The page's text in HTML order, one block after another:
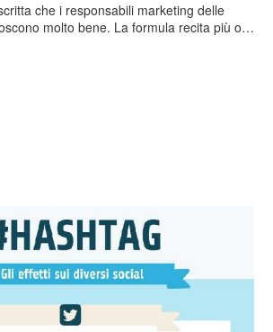
che i responsabili marketing delle
molto bene. La formula recita più o…